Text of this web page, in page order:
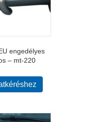
engedélyes
– mt-220